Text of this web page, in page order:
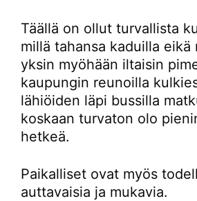
Täällä on ollut turvallista
millä tahansa kaduilla eikä
yksin myöhään iltaisin
kaupungin reunoilla
lähiöiden läpi bussilla
koskaan turvaton olo
hetkeä.
Paikalliset ovat myös
auttavaisia ja mukavia.